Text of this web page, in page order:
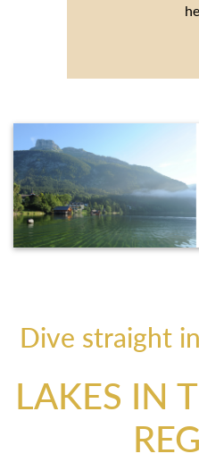
Dive straight
LAKES IN